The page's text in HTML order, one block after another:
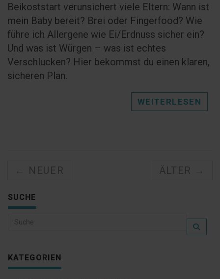
Beikoststart verunsichert viele Eltern: Wann ist
mein Baby bereit? Brei oder Fingerfood? Wie
führe ich Allergene wie Ei/Erdnuss sicher ein?
Und was ist Würgen – was ist echtes
Verschlucken? Hier bekommst du einen klaren,
sicheren Plan.
WEITERLESEN
← NEUER ÄLTER →
SUCHE
KATEGORIEN